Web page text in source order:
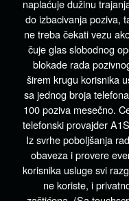
naplaćuje dužinu
do izbacivanja poziva,
ne treba čekati vezu
čuje glas slobodnog
blokade rada
širem krugu korisnika
sa jednog broja
100 poziva mesečno.
telefonski provajder
Iz svrhe poboljšanja
obaveza i provere
korisnika usluge svi
ne koriste, i